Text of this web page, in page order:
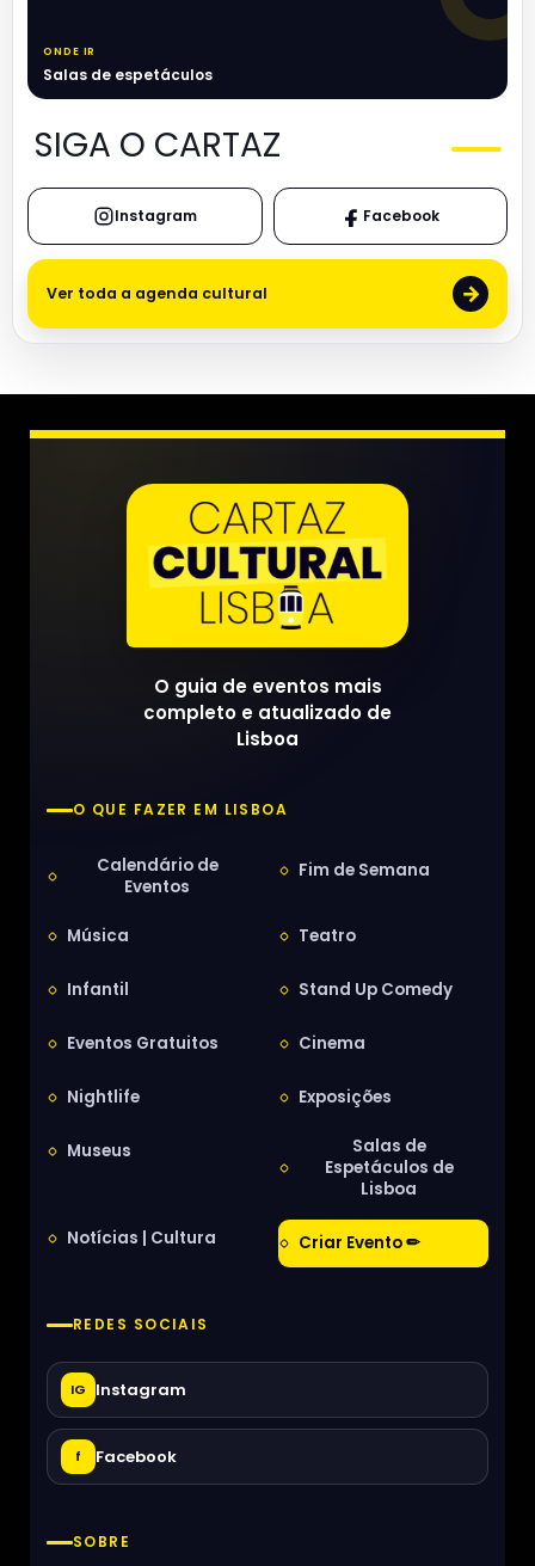
ONDE IR
Salas de espetáculos
SIGA O CARTAZ
Instagram Facebook
Ver toda a agenda cultural →
O guia de eventos mais
completo e atualizado de
Lisboa
O QUE FAZER EM LISBOA
Calendário de
Eventos
Fim de Semana
Música Teatro
Infantil Stand Up Comedy
Eventos Gratuitos Cinema
Nightlife Exposições
Museus
Salas de
Espetáculos de
Lisboa
Notícias | Cultura Criar Evento ✏
REDES SOCIAIS
IG Instagram
f Facebook
SOBRE